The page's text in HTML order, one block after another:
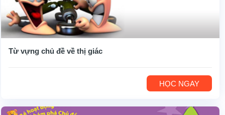
Từ vựng chủ đề về thị giác
HỌC NGAY